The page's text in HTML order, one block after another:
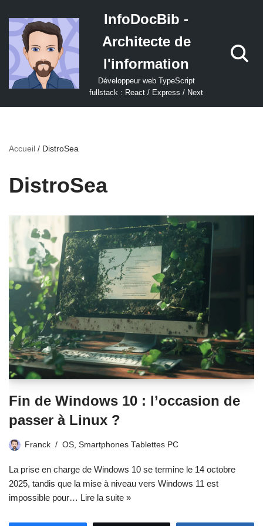
Aller
au
contenu
InfoDocBib -
Architecte de
l'information
Développeur web TypeScript
fullstack : React / Express / Next
Accueil / DistroSea
DistroSea
Fin de Windows 10 : l’occasion de
passer à Linux ?
Franck OS Smartphones Tablettes PC
La prise en charge de Windows 10 se termine le 14 octobre
2025, tandis que la mise à niveau vers Windows 11 est
impossible pour… Lire la suite »